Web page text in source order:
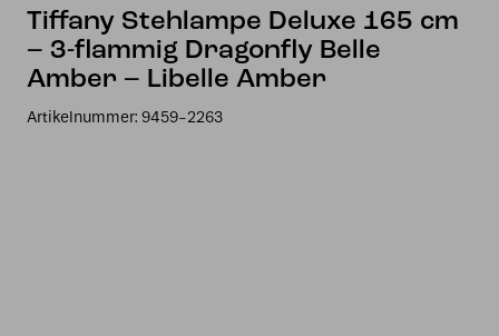
Tiffany Stehlampe Deluxe 165 cm
– 3-flammig Dragonfly Belle
Amber – Libelle Amber
Artikelnummer: 9459-2263